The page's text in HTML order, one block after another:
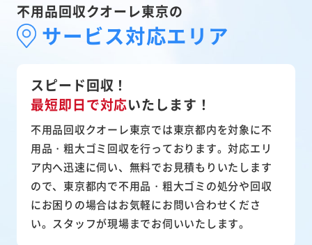
不用品回収クオーレ東京の
サービス対応エリア
スピード回収！
最短即日で対応いたします！
不用品回収クオーレ東京では東京都内を対象に不
用品・粗大ゴミ回収を行っております。対応エリ
ア内へ迅速に伺い、無料でお見積もりいたします
ので、東京都内で不用品・粗大ゴミの処分や回収
にお困りの場合はお気軽にお問い合わせくださ
い。スタッフが現場までお伺いいたします。